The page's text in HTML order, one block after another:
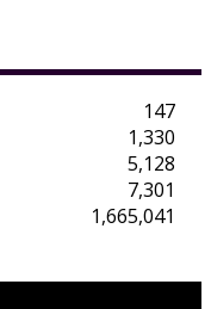
147
1,330
5,128
7,301
1,665,041